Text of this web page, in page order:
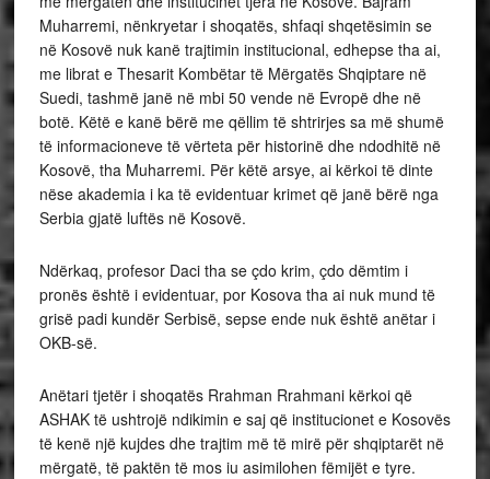
Muharremi, nënkryetar i shoqatës, shfaqi shqetësimin se
në Kosovë nuk kanë trajtimin institucional, edhepse tha ai,
me librat e Thesarit Kombëtar të Mërgatës Shqiptare në
Suedi, tashmë janë në mbi 50 vende në Evropë dhe në
botë. Këtë e kanë bërë me qëllim të shtrirjes sa më shumë
të informacioneve të vërteta për historinë dhe ndodhitë në
Kosovë, tha Muharremi. Për këtë arsye, ai kërkoi të dinte
nëse akademia i ka të evidentuar krimet që janë bërë nga
Serbia gjatë luftës në Kosovë.
Ndërkaq, profesor Daci tha se çdo krim, çdo dëmtim i
pronës është i evidentuar, por Kosova tha ai nuk mund të
grisë padi kundër Serbisë, sepse ende nuk është anëtar i
OKB-së.
Anëtari tjetër i shoqatës Rrahman Rrahmani kërkoi që
ASHAK të ushtrojë ndikimin e saj që institucionet e Kosovës
të kenë një kujdes dhe trajtim më të mirë për shqiptarët në
mërgatë, të paktën të mos iu asimilohen fëmijët e tyre.